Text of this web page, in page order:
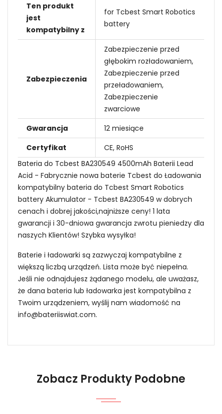
Ten produkt
jest
kompatybilny z
for Tcbest Smart Robotics
battery
Zabezpieczenia
Zabezpieczenie przed
głębokim rozładowaniem,
Zabezpieczenie przed
przeładowaniem,
Zabezpieczenie
zwarciowe
Gwarancja
12 miesiące
Certyfikat
CE, RoHS
Bateria do Tcbest BA230549 4500mAh Baterii Lead
Acid - Fabrycznie nowa baterie Tcbest do Ładowania
kompatybilny bateria do Tcbest Smart Robotics
battery Akumulator - Tcbest BA230549 w dobrych
cenach i dobrej jakości,najniższe ceny! 1 lata
gwarancji i 30-dniowa gwarancja zwrotu pieniedzy dla
naszych Klientów! Szybka wysyłka!
Baterie i ładowarki są zazwyczaj kompatybilne z
większą liczbą urządzeń. Lista może być niepełna.
Jeśli nie odnajdujesz żądanego modelu, ale uważasz,
że dana bateria lub ładowarka jest kompatybilna z
Twoim urządzeniem, wyślij nam wiadomość na
info@bateriiswiat.com.
Niezawodność i pewność
1.Model urządzenia
Zobacz Produkty Podobne